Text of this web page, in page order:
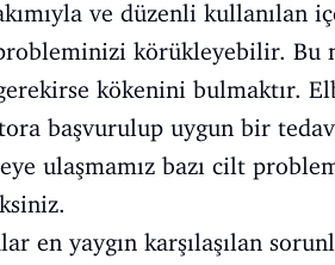
ve düzenli
körükleyebilir. Bu
kökenini bulmaktır.
başvurulup uygun bir
ulaşmamız bazı cilt
en yaygın karşılaşılan